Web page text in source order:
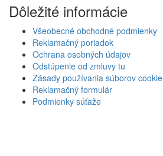
Dôležité informácie
Všeobecné obchodné podmienky
Reklamačný poriadok
Ochrana osobných údajov
Odstúpenie od zmluvy tu
Zásady používania súborov cookie
Reklamačný formulár
Podmienky súťaže